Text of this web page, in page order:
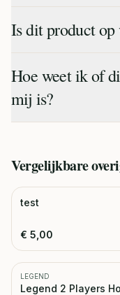
Is dit product op
Hoe weet ik of
mij is?
Vergelijkbare
test
€ 5,00
LEGEND
Legend 2 Players